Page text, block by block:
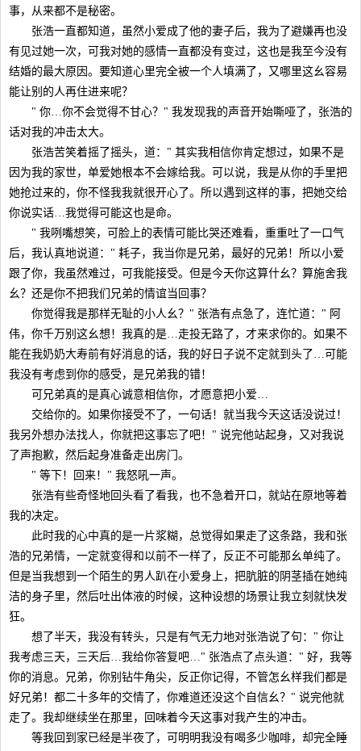
事，从来都不是秘密。
张浩一直都知道，虽然小爱成了他的妻子后，我为了避嫌再也没
有见过她一次，可我对她的感情一直都没有变过，这也是我至今没有
结婚的最大原因。要知道心里完全被一个人填满了，又哪里这幺容易
能让别的人再住进来呢？
" 你…你不会觉得不甘心？" 我发现我的声音开始嘶哑了，张浩的
话对我的冲击太大。
张浩苦笑着摇了摇头，道：" 其实我相信你肯定想过，如果不是
因为我的家世，单爱她根本不会嫁给我。可以说，我是从你的手里把
她抢过来的，你不怪我我就很开心了。所以遇到这样的事，把她交给
你说实话…我觉得可能这也是命。
" 我咧嘴想笑，可脸上的表情可能比哭还难看，重重吐了一口气
后，我认真地说道：" 耗子，我当你是兄弟，最好的兄弟！所以小爱
跟了你，我虽然难过，可我能接受。但是今天你这算什幺？算施舍我
幺？还是你不把我们兄弟的情谊当回事？
你觉得我是那样无耻的小人幺？" 张浩有点急了，连忙道：" 阿
伟，你千万别这幺想！我真的是…走投无路了，才来求你的。如果不
能在我奶奶大寿前有好消息的话，我的好日子说不定就到头了…可能
我没有考虑到你的感受，是兄弟我的错！
可兄弟真的是真心诚意相信你，才愿意把小爱…
交给你的。如果你接受不了，一句话！就当我今天这话没说过！
我另外想办法找人，你就把这事忘了吧！" 说完他站起身，又对我说
了声抱歉，然后起身准备走出房门。
" 等下！回来！" 我怒吼一声。
张浩有些奇怪地回头看了看我，也不急着开口，就站在原地等着
我的决定。
此时我的心中真的是一片浆糊，总觉得如果走了这条路，我和张
浩的兄弟情，一定就变得和以前不一样了，反正不可能那幺单纯了。
但是当我想到一个陌生的男人趴在小爱身上，把肮脏的阴茎插在她纯
洁的身子里，然后吐出体液的时候，这种设想的场景让我立刻就快发
狂。
想了半天，我没有转头，只是有气无力地对张浩说了句：" 你让
我考虑三天，三天后…我给你答复吧…" 张浩点了点头道：" 好，我等
你的消息。兄弟，你别钻牛角尖，反正你记得，不管怎幺样我们都是
好兄弟！都二十多年的交情了，你难道还没这个自信幺？" 说完他就
走了。我却继续坐在那里，回味着今天这事对我产生的冲击。
等我回到家已经是半夜了，可明明我没有喝多少咖啡，却完全睡